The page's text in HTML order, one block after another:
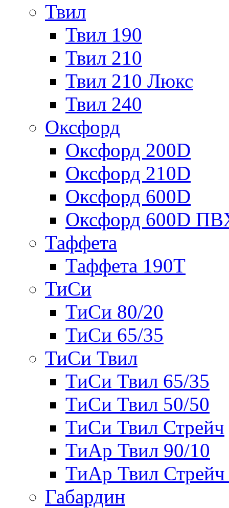
Твил
Твил 190
Твил 210
Твил 210 Люкс
Твил 240
Оксфорд
Оксфорд 200D
Оксфорд 210D
Оксфорд 600D
Оксфорд 600D
Таффета
Таффета 190T
ТиСи
ТиСи 80/20
ТиСи 65/35
ТиСи Твил
ТиСи Твил 65/35
ТиСи Твил 50/50
ТиСи Твил Стрейч
ТиАр Твил 90/10
ТиАр Твил Стрейч
Габардин